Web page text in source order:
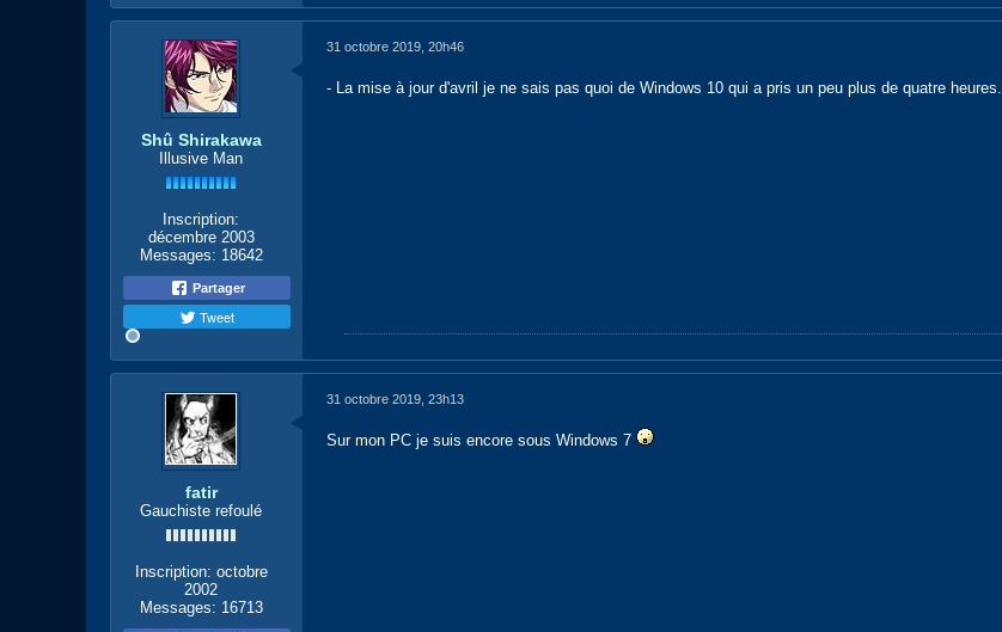
Shû Shirakawa
Illusive Man
Inscription:
décembre 2003
Messages: 18642
Partager
Tweet
31 octobre 2019, 20h46
- La mise à jour d'avril je ne sais pas quoi de Windows 10 qui a pris un peu plus de quatre heures.
fatir
Gauchiste refoulé
Inscription: octobre
2002
Messages: 16713
31 octobre 2019, 23h13
Sur mon PC je suis encore sous Windows 7